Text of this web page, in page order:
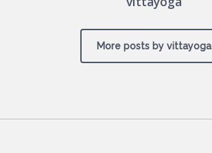
More posts by vittayoga